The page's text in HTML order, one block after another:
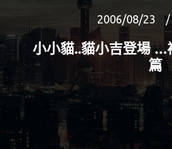
2006/08/23
小小貓..貓小吉登場
篇